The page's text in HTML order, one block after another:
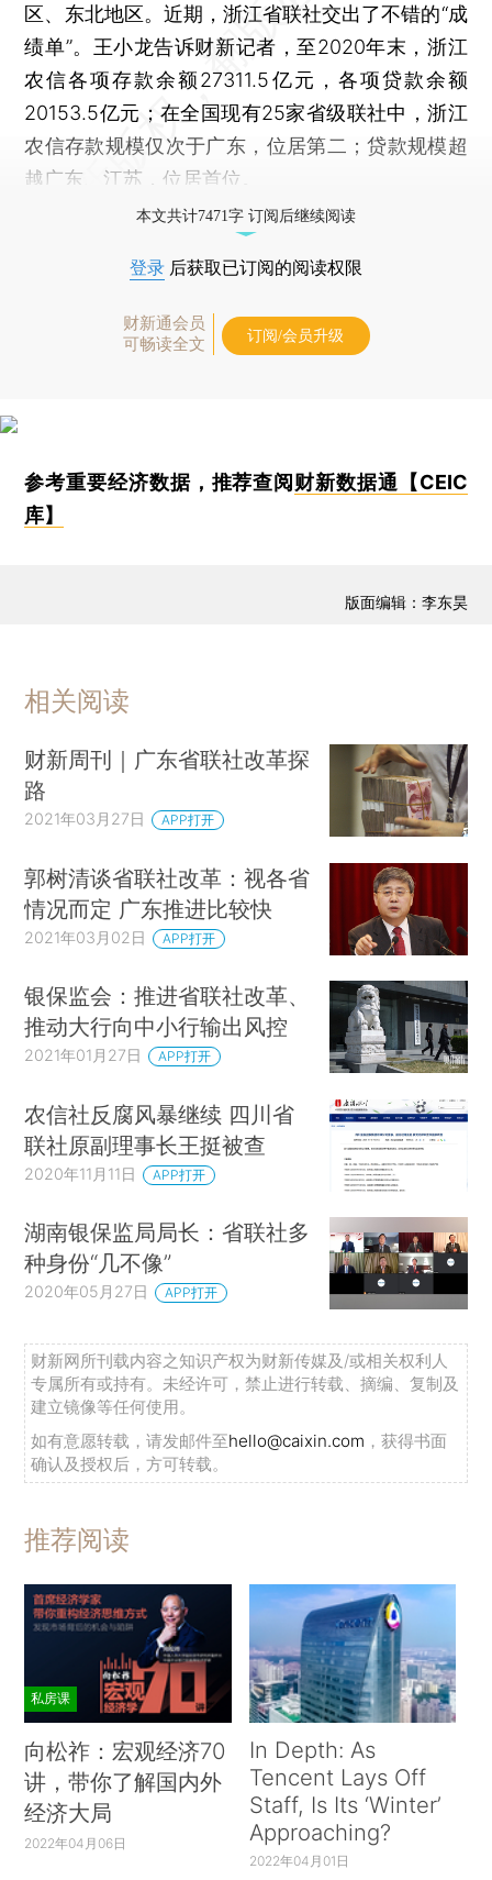
区、东北地区。近期，浙江省联社交出了不错的“成
绩单”。王小龙告诉财新记者，至2020年末，浙江
农信各项存款余额27311.5亿元，各项贷款余额
20153.5亿元；在全国现有25家省级联社中，浙江
农信存款规模仅次于广东，位居第二；贷款规模超
越广东、江苏，位居首位。
本文共计7471字 订阅后继续阅读
登录 后获取已订阅的阅读权限
财新通会员
可畅读全文
订阅/会员升级
参考重要经济数据，推荐查阅财新数据通【CEIC
库】
版面编辑：李东昊
相关阅读
财新周刊｜广东省联社改革探
路
2021年03月27日 APP打开
郭树清谈省联社改革：视各省
情况而定 广东推进比较快
2021年03月02日 APP打开
银保监会：推进省联社改革、
推动大行向中小行输出风控
2021年01月27日 APP打开
农信社反腐风暴继续 四川省
联社原副理事长王挺被查
2020年11月11日 APP打开
湖南银保监局局长：省联社多
种身份“几不像”
2020年05月27日 APP打开
财新网所刊载内容之知识产权为财新传媒及/或相关权利人
专属所有或持有。未经许可，禁止进行转载、摘编、复制及
建立镜像等任何使用。
如有意愿转载，请发邮件至hello@caixin.com ，获得书面
确认及授权后，方可转载。
推荐阅读
私房课
向松祚：宏观经济70
讲，带你了解国内外
经济大局
2022年04月06日
In Depth: As
Tencent Lays Off
Staff, Is Its ‘Winter’
Approaching?
2022年04月01日